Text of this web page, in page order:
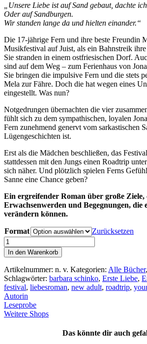
„Unsere Liebe ist auf Sand gebaut, dachte
Oder auf Sandburgen.
Wir standen lange da und hielten einander.“
Die 17-jährige Fern und ihre beste Freundin
Musikfestival auf Juist, als ein Bahnstreik
Sie stranden in einem ostfriesischen Dorf.
sind auf dem Weg – zum Ferienhaus von
Sie bringen die impulsive Fern und die stets
Mela zur Fähre. Doch die hat wegen eines
eingestellt. Was nun?
Notgedrungen übernachten die vier
fühlt sich zu dem sympathischen, loyalen
Fern zunehmend genervt vom sarkastischen
Lügengeschichten ist.
Erst als die Mädchen beschließen, das
stattdessen mit den Jungs einen Roadtrip
sich näher. Und plötzlich spielen Ferns
Sanne eine Chance geben?
Ein ergreifender Roman über große Ziele,
Erwachsenwerden und Begegnungen, die
verändern können.
Format
Zurücksetzen
Sommervögel
Menge
In den Warenkorb
Artikelnummer: n. v. Kategorien: Alle Bücher,
Schlagwörter: barbara schinko, Erste Liebe,
festival, liebesroman, new adult, roadtrip,
Autorin
Leseprobe
Weitere Shops
Das könnte dir auch